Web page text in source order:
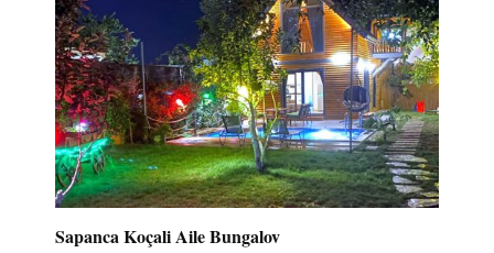
Sapanca Koçali Aile Bungalov